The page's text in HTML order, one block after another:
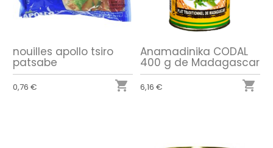
nouilles apollo tsiro
patsabe
0,76 € 
Anamadinika CODAL
400 g de Madagascar
6,16 € 